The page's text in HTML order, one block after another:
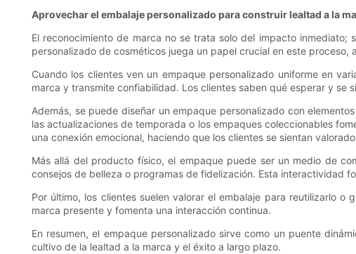
Aprovechar el embalaje personalizado para construir lealtad a la
El reconocimiento de marca no se trata solo del impacto
personalizado de cosméticos juega un papel crucial en este
Cuando los clientes ven un empaque personalizado uniforme en
marca y transmite confiabilidad. Los clientes saben qué esperar y se
Además, se puede diseñar un empaque personalizado con
las actualizaciones de temporada o los empaques coleccionables
una conexión emocional, haciendo que los clientes se sientan
Más allá del producto físico, el empaque puede ser un medio de
consejos de belleza o programas de fidelización. Esta interactividad
Por último, los clientes suelen valorar el embalaje para reutilizarlo
marca presente y fomenta una interacción continua.
En resumen, el empaque personalizado sirve como un puente
cultivo de la lealtad a la marca y el éxito a largo plazo.